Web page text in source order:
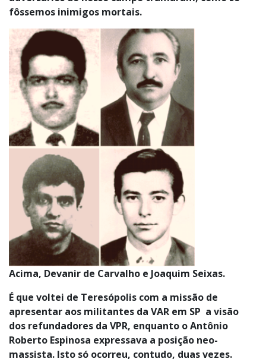
fôssemos inimigos mortais.
Acima, Devanir de Carvalho e Joaquim Seixas.
É que voltei de Teresópolis com a missão de
apresentar aos militantes da VAR em SP a visão
dos refundadores da VPR, enquanto o Antônio
Roberto Espinosa expressava a posição neo-
massista. Isto só ocorreu, contudo, duas vezes.